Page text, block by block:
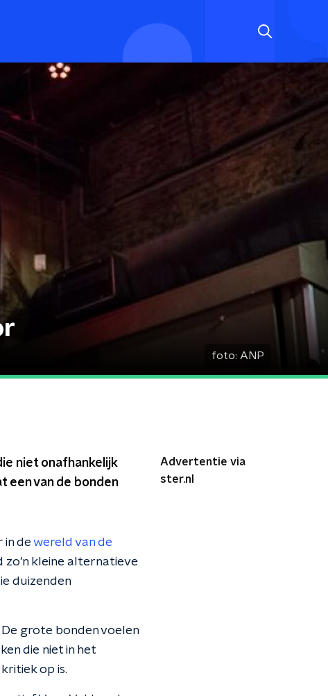
foto: ANP
niet onafhankelijk
een van de bonden
in dewereld van de
zo'n kleine alternatieve
duizenden
grote bonden voelen
die niet in het
op is.
Advertentie via
ster.nl